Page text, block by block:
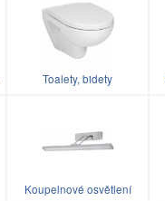
Toalety, bidety
Koupelnové osvětlení